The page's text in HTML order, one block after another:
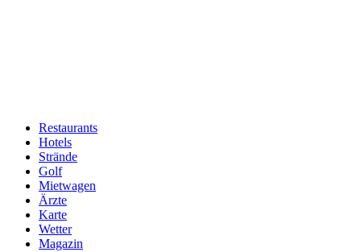
Hauptnavigation
Restaurants
Hotels
Strände
Golf
Mietwagen
Ärzte
Karte
Wetter
Magazin